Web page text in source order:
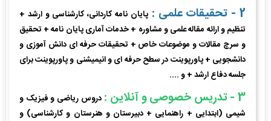
2 - تحقیقات علمی :
پایان نامه کاردانی، کارشناسی و ارشد +
تنظیم و ارائه مقاله علمی و مشاوره + خدمات آماری پایان نامه + تحقیق
و سرچ مقالات و موضوعات خاص + تحقیقات حرفه ای دانش آموزی و
دانشجویی + پاورپوینت در سطح حرفه ای و انیمیشنی و پاورپوینت برای
جلسه دفاع ارشد + و ....
3 - تدریس خصوصی و آنلاین :
دروس ریاضی و فیزیک و
شیمی (ابتدایی + راهنمایی + دبیرستان و هنرستان و کارشناسی) و